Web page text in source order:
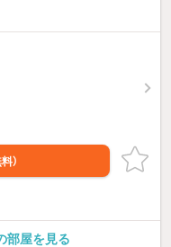
）
部屋を見る